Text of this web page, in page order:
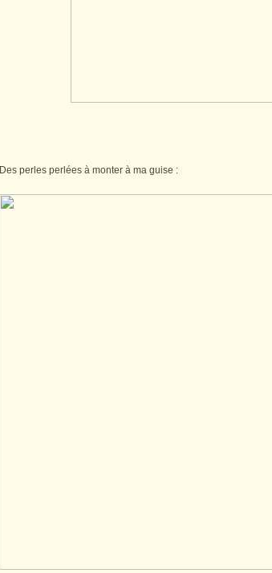
Des perles perlées à monter à ma guise :